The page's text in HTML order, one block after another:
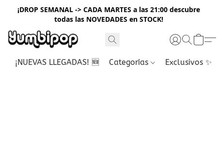
¡DROP SEMANAL -> CADA MARTES a las 21:00 descubre
todas las NOVEDADES en STOCK!
¡NUEVAS LLEGADAS! 🆕 Categorías Exclusivos ✨